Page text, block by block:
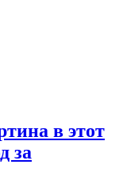
в этот
за